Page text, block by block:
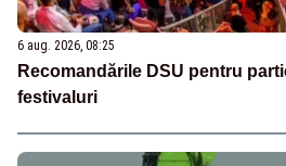
6 aug. 2026, 08:25
Recomandările DSU pentru
festivaluri